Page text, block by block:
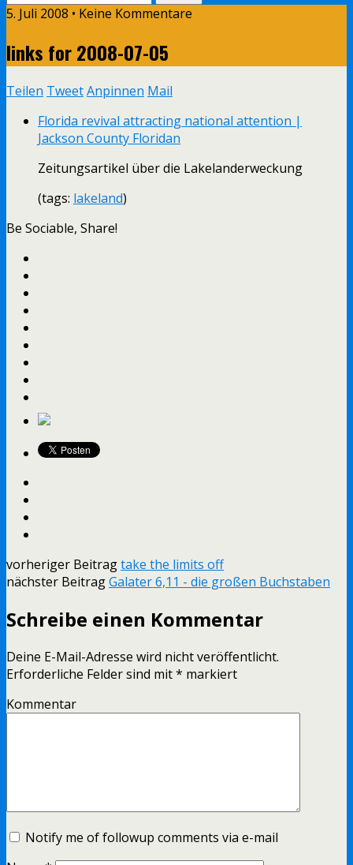
5. Juli 2008 • Keine Kommentare
links for 2008-07-05
Teilen TweetAnpinnen Mail
Florida revival attracting national attention |
Jackson County Floridan
Zeitungsartikel über die Lakelanderweckung
(tags: lakeland)
Be Sociable, Share!
vorheriger Beitragtake the limits off
nächster BeitragGalater 6,11 - die großen Buchstaben
Schreibe einen Kommentar
Deine E-Mail-Adresse wird nicht veröffentlicht.
Erforderliche Felder sind mit* markiert
Kommentar
Notify me of followup comments via e-mail